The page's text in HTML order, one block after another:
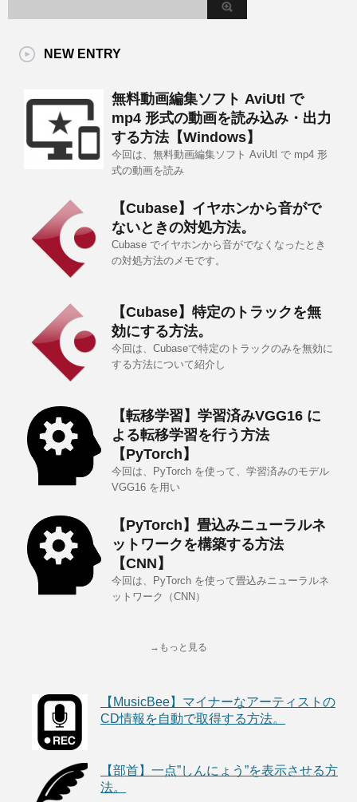
NEW ENTRY
無料動画編集ソフト AviUtl で
mp4 形式の動画を読み込み・出力
する方法【Windows】
今回は、無料動画編集ソフト AviUtl で mp4 形
式の動画を読み
【Cubase】イヤホンから音がで
ないときの対処方法。
Cubase でイヤホンから音がでなくなったとき
の対処方法のメモです。
【Cubase】特定のトラックを無
効にする方法。
今回は、Cubaseで特定のトラックのみを無効に
する方法について紹介し
【転移学習】学習済みVGG16 に
よる転移学習を行う方法
【PyTorch】
今回は、PyTorch を使って、学習済みのモデル
VGG16 を用い
【PyTorch】畳込みニューラルネ
ットワークを構築する方法
【CNN】
今回は、PyTorch を使って畳込みニューラルネ
ットワーク（CNN）
→もっと見る
【MusicBee】マイナーなアーティストの
CD情報を自動で取得する方法。
【部首】一点”しんにょう”を表示させる方
法。